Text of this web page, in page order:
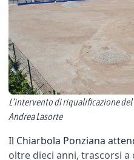
L’intervento di riqualificazione
Andrea Lasorte
Il Chiarbola Ponziana
oltre dieci anni, trascorsi a